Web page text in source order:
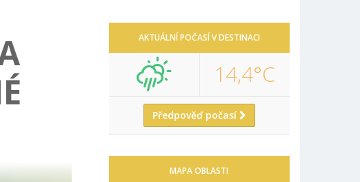
AKTUÁLNÍ POČASÍ V DESTINACI
14,4°C
Předpověď počasí
MAPA OBLASTI